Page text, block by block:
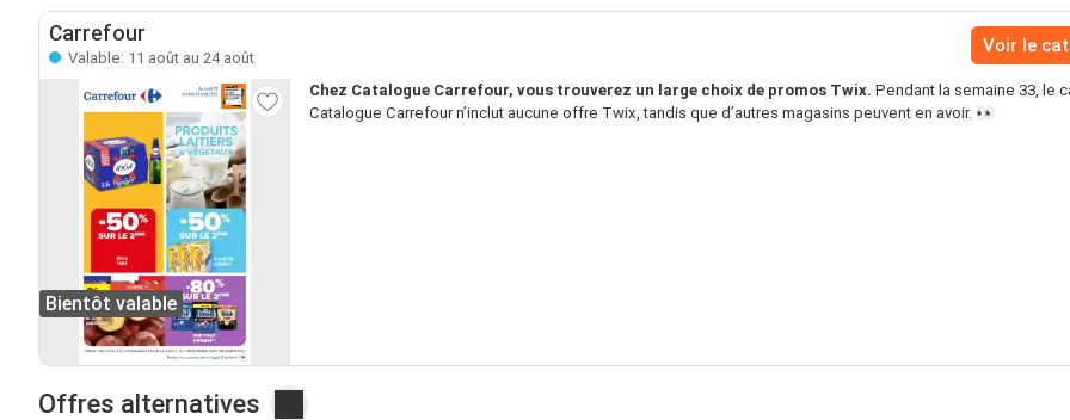
Carrefour
Valable: 11 août au 24 août
Voir le
Bientôt valable
Chez Catalogue Carrefour, vous trouverez un large choix de promos Twix. Pendant la semaine 33, le
Catalogue Carrefour n’inclut aucune offre Twix, tandis que d’autres magasins peuvent en avoir. 👀
Offres alternatives